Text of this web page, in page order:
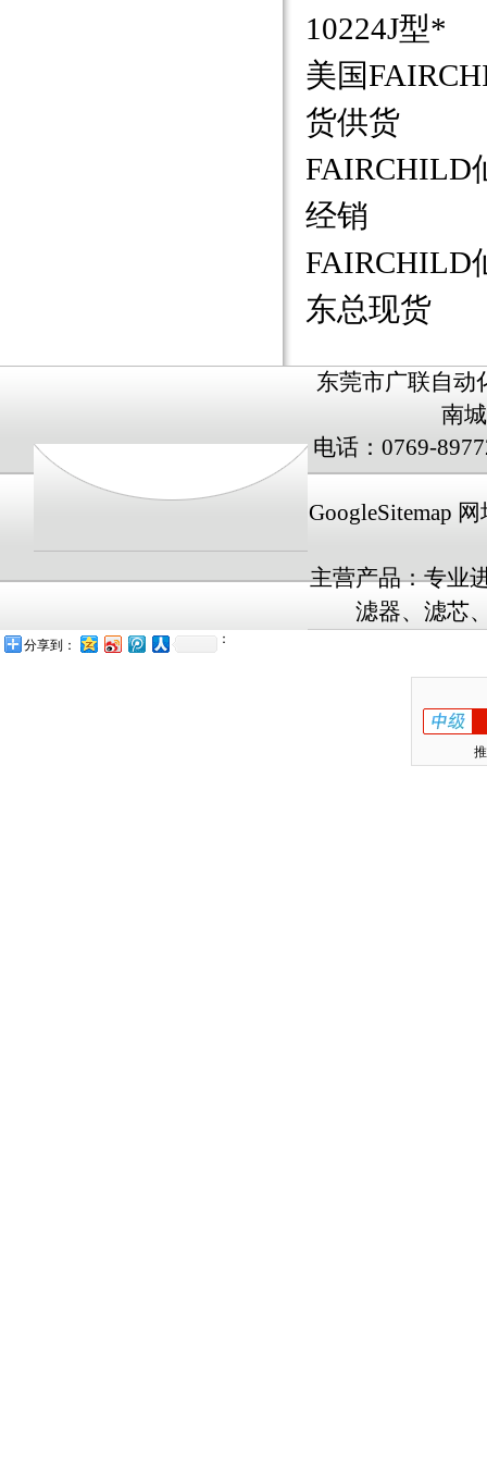
10224J型*
美国
货供货
FAIRCHILD
经销
FAIRCHILD
东总现货
东莞市广联自动
南
电话：0769-
GoogleSitemap
主营产品：专业
滤器、滤芯
：
分享到：